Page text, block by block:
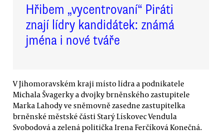
Hřibem „vycentrovaní“ Piráti
znají lídry kandidátek: známá
jména i nové tváře
V Jihomoravském kraji místo lídra a podnikatele
Michala Švagerky a dvojky brněnského zastupitele
Marka Lahody ve sněmovně zasedne zastupitelka
brněnské městské části Starý Lískovec Vendula
Svobodová a zelená politička Irena Ferčíková Konečná.